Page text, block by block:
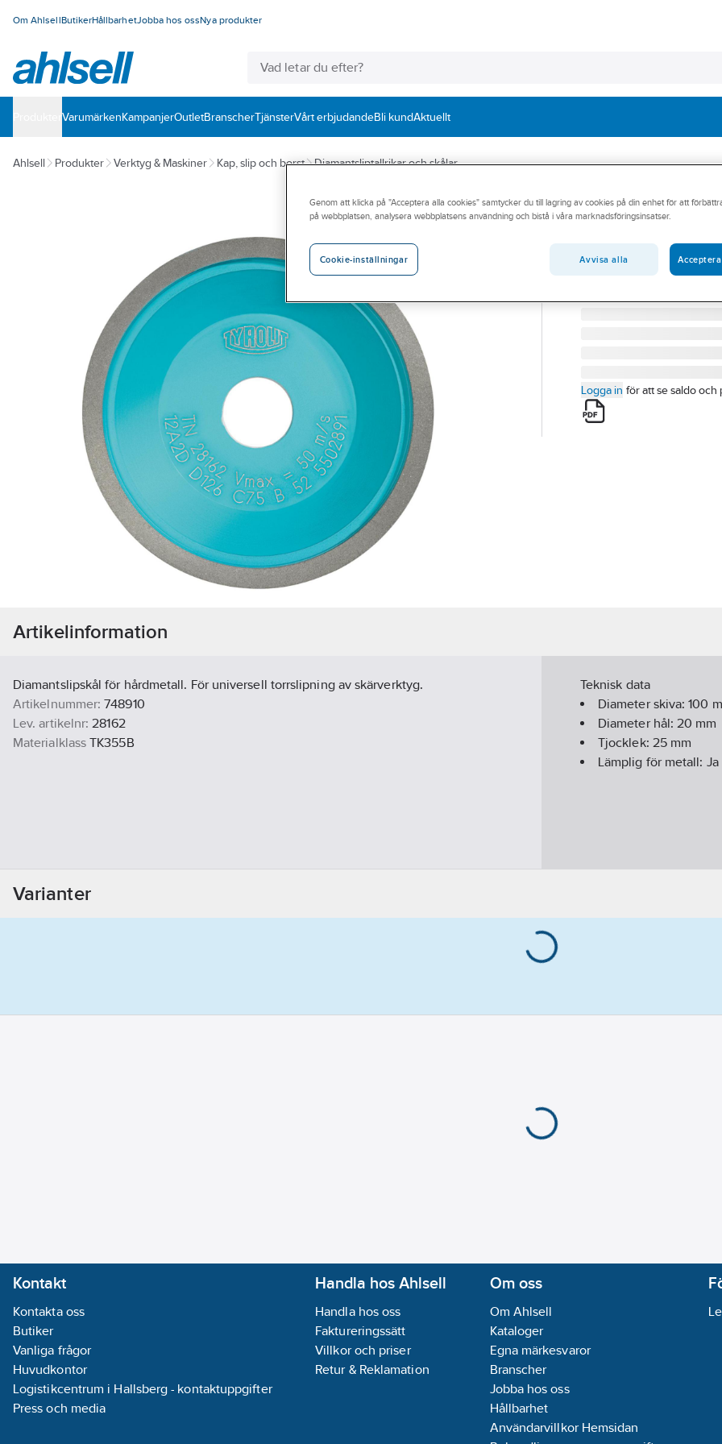
Om AhlsellButikerHållbarhetJobba hos ossNya produkter
VarumärkenKampanjerOutletBranscherTjänsterVårt erbjudandeBli kundAktuellt
Ahlsell Produkter Verktyg & Maskiner Kap, slip och borst Diamantsliptallrikar och skålar
TYROLIT
DIAMANTSLIPTALLRIK
Artikelnummer:
748910
28162
Logga in för att se saldo och
Artikelinformation
Diamantslipskål för hårdmetall. För universell torrslipning av skärverktyg.
Artikelnummer: 748910
Lev. artikelnr: 28162
Materialklass TK355B
Teknisk data
Diameter skiva:100
Diameter hål:20 mm
Tjocklek: 25mm
Lämplig för metall: Ja
Varianter
Kontakt
Kontakta oss
Butiker
Vanliga frågor
Huvudkontor
Logistikcentrum i Hallsberg - kontaktuppgifter
Press och media
Handla hos Ahlsell
Handla hos oss
Faktureringssätt
Villkor och priser
Retur & Reklamation
Om oss
Om Ahlsell
Kataloger
Egna märkesvaror
Branscher
Jobba hos oss
Hållbarhet
Användarvillkor Hemsidan
Genom att klicka på "Acceptera alla cookies" samtycker du till lagring av cookies på din enhet för att
på webbplatsen, analysera webbplatsens användning och bistå i våra marknadsföringsinsatser.
Cookie-inställningar Avvisa alla